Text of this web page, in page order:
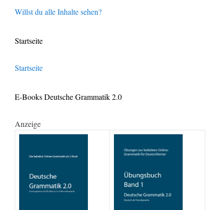
Willst du alle Inhalte sehen?
Startseite
Startseite
E-Books Deutsche Grammatik 2.0
Anzeige